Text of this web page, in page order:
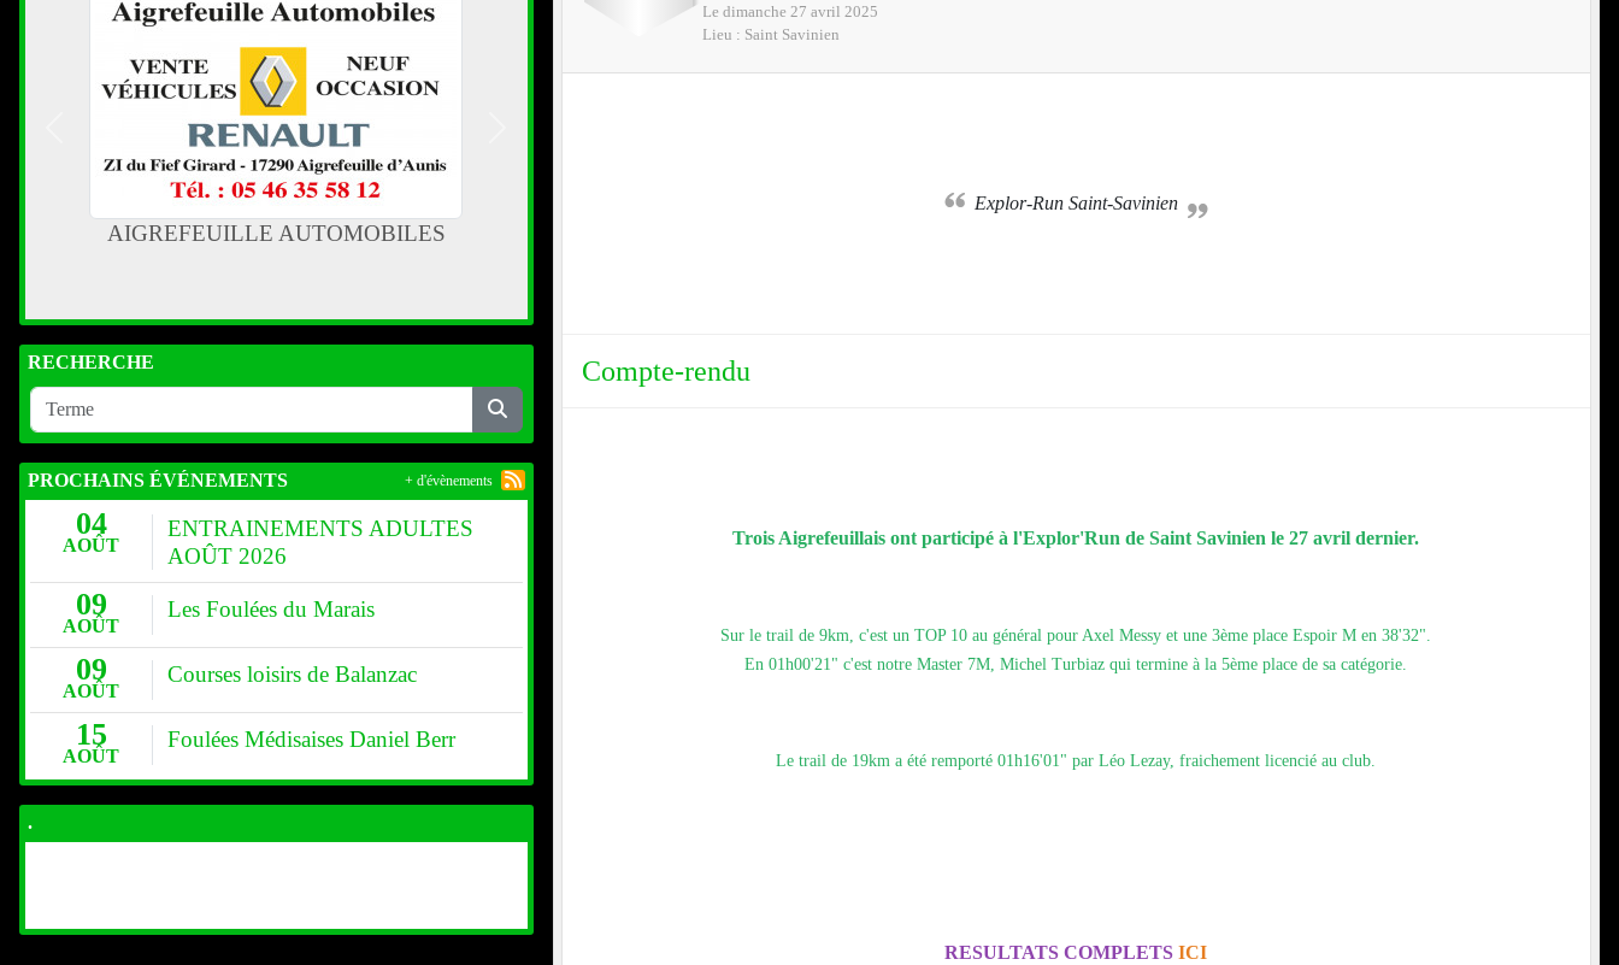
Le dimanche 27 avril 2025
Lieu : Saint Savinien
Explor-Run Saint-Savinien
Compte-rendu
Trois Aigrefeuillais ont participé à l'Explor'Run de Saint Savinien le 27 avril dernier.
Sur le trail de 9km, c'est un TOP 10 au général pour Axel Messy et une 3ème place Espoir M en 38'32".
En 01h00'21" c'est notre Master 7M, Michel Turbiaz qui termine à la 5ème place de sa catégorie.
Le trail de 19km a été remporté 01h16'01" par Léo Lezay, fraichement licencié au club.
RESULTATS COMPLETSICI
Jardins Atlantique Paysage
RECHERCHE
PROCHAINS ÉVÉNEMENTS
04
AOÛT
ENTRAINEMENTS ADULTES
AOÛT 2026
09
AOÛT
Les Foulées du Marais
09
AOÛT
Courses loisirs de Balanzac
15
AOÛT
Foulées Médisaises Daniel Berr
+ d'évènements
.